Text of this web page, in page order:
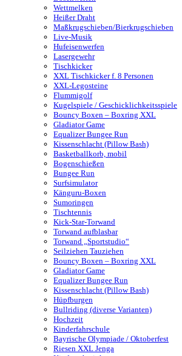
Wettmelken
Heißer Draht
Maßkrugschieben/Bierkrugschieben
Live-Musik
Hufeisenwerfen
Lasergewehr
Tischkicker
XXL Tischkicker f. 8 Personen
XXL-Legosteine
Flummigolf
Kugelspiele / Geschicklichkeitsspiele
Bouncy Boxen – Boxring XXL
Gladiator Game
Equalizer Bungee Run
Kissenschlacht (Pillow Bash)
Basketballkorb, mobil
Bogenschießen
Bungee Run
Surfsimulator
Känguru-Boxen
Sumoringen
Tischtennis
Kick-Star-Torwand
Torwand aufblasbar
Torwand „Sportstudio“
Seilziehen Tauziehen
Bouncy Boxen – Boxring XXL
Gladiator Game
Equalizer Bungee Run
Kissenschlacht (Pillow Bash)
Hüpfburgen
Bullriding (diverse Varianten)
Hochzeit
Kinderfahrschule
Bayrische Olympiade / Oktoberfest
Riesen XXL Jenga